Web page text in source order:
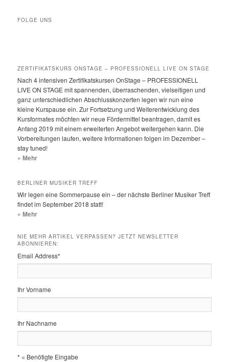
FOLGE UNS
ZERTIFIKATSKURS ONSTAGE – PROFESSIONELL LIVE ON STAGE
Nach 4 intensiven Zertifikatskursen OnStage – PROFESSIONELL
LIVE ON STAGE mit spannenden, überraschenden, vielseitigen und
ganz unterschiedlichen Abschlusskonzerten legen wir nun eine
kleine Kurspause ein. Zur Fortsetzung und Weiterentwicklung des
Kursformates möchten wir neue Fördermittel beantragen, damit es
Anfang 2019 mit einem erweiterten Angebot weitergehen kann. Die
Vorbereitungen laufen, weitere Informationen folgen im Dezember –
stay tuned!
» Mehr
BERLINER MUSIKER TREFF
Wir legen eine Sommerpause ein – der nächste Berliner Musiker Treff
findet im September 2018 statt!
» Mehr
NIE MEHR ARTIKEL VERPASSEN? JETZT NEWSLETTER
ABONNIEREN:
Email Address*
Ihr Vorname
Ihr Nachname
* = Benötigte Eingabe